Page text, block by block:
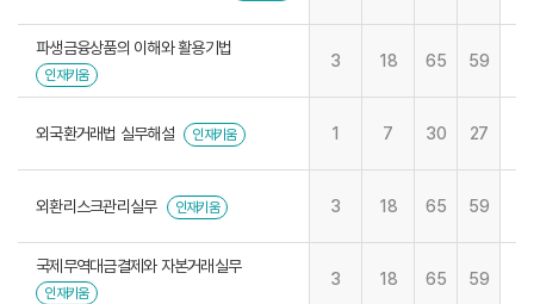
파생금융상품의 이해와 활용기법
인재키움
3 18 65 59
외국환거래법 실무해설 인재키움 1 7 30 27
외환리스크관리실무 인재키움 3 18 65 59
국제무역대금결제와 자본거래실무
인재키움
3 18 65 59